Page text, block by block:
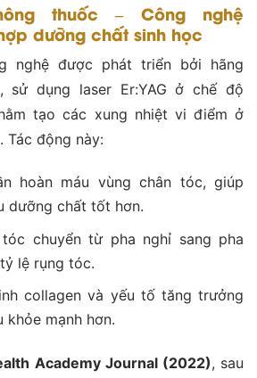
thuốc – Công nghệ
dưỡng chất sinh học
nghệ được phát triển bởi hãng
, sử dụng laser Er:YAG ở chế độ
tạo các xung nhiệt vi điểm ở
Tác động này:
hoàn máu vùng chân tóc, giúp
dưỡng chất tốt hơn.
chuyển từ pha nghỉ sang pha
lệ rụng tóc.
collagen và yếu tố tăng trưởng
khỏe mạnh hơn.
Academy Journal (2022), sau